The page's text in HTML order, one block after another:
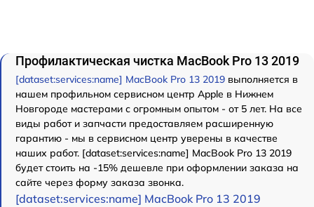
Профилактическая чистка MacBook Pro 13 2019
[dataset:services:name] MacBook Pro 13 2019 выполняется в
нашем профильном сервисном центр Apple в Нижнем
Новгороде мастерами с огромным опытом - от 5 лет. На все
виды работ и запчасти предоставляем расширенную
гарантию - мы в сервисном центр уверены в качестве
наших работ. [dataset:services:name] MacBook Pro 13 2019
будет стоить на -15% дешевле при оформлении заказа на
сайте через форму заказа звонка.
[dataset:services:name] MacBook Pro 13 2019